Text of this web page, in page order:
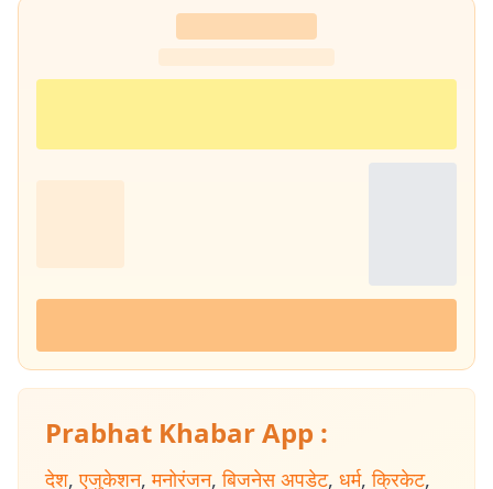
Prabhat Khabar App :
देश, एजुकेशन, मनोरंजन, बिजनेस अपडेट, धर्म, क्रिकेट,